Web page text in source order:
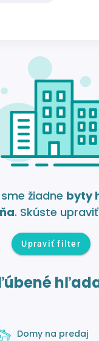
žiadne byty
. Skúste
Upraviť filter
Domy na predaj